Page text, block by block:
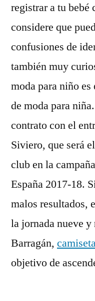
registrar a tu bebé
considere que
confusiones de
también muy
moda para niño
de moda para
contrato con el
Siviero, que será
club en la
España 2017-18.
malos resultados,
la jornada nueve
Barragán,
objetivo de